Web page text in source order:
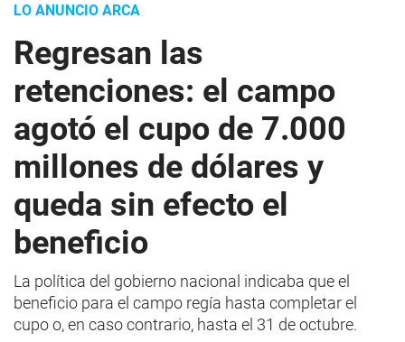
LO ANUNCIO ARCA
Regresan las
retenciones: el campo
agotó el cupo de 7.000
millones de dólares y
queda sin efecto el
beneficio
La política del gobierno nacional indicaba que el
beneficio para el campo regía hasta completar el
cupo o, en caso contrario, hasta el 31 de octubre.